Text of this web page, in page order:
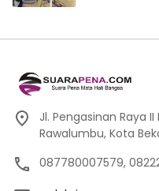
Jl. Pengasinan Raya II
Rawalumbu, Kota
087780007579,